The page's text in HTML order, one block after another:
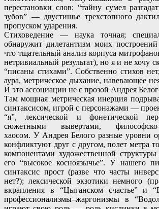
перестановки слов: “тайну сумел
зубов” — двустишье трехстопного
пропуском ударения.
Стиховедение — наука точная;
обнаружит дилетантизм моих
что тщательный анализ корпуса
нетривиальный результат), но я и не хочу
“писаны стихами”. Собственно стихов
аура, метрическое дыхание, навевающее
И это ассоциации не с прозой Андрея
Там мощная метрическая инерция
синтаксисом, игрой с персонажами —
“я”, лексической и фонетической
сюжетными вывертами,
хаосом. У Андрея Белого разные уровни
конфликтуют друг с другом, полет метра
компонентами художественной
его “высокое косноязычье”. У нашего
синтаксис прост (разве что часты
нет?); лексической экзотики немного
вкрапления в “Цыганском счастье” и
профессионализмы–жаргонизмы в